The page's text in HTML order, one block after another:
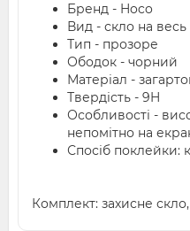
Бренд - Hoco
Вид - скло на весь
Тип - прозоре
Ободок - чорний
Матеріал -
Твердість - 9H
Особливості -
непомітно на
Спосіб поклейки:
Комплект: захисне